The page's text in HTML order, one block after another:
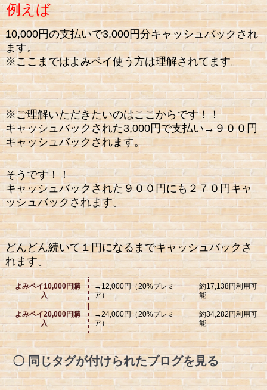
例えば
10,000円の支払いで3,000円分キャッシュバックされ
ます。
※ここまではよみペイ使う方は理解されてます。
※ご理解いただきたいのはここからです！！
キャッシュバックされた3,000円で支払い→９００円
キャッシュバックされます。
そうです！！
キャッシュバックされた９００円にも２７０円キャ
ッシュバックされます。
どんどん続いて１円になるまでキャッシュバックさ
れます。
よみペイ10,000円購
入
→12,000円（20%プレミ
ア）
約17,138円利用可
能
よみペイ20,000円購
入
→24,000円（20%プレミ
ア）
約34,282円利用可
能
同じタグが付けられたブログを見る